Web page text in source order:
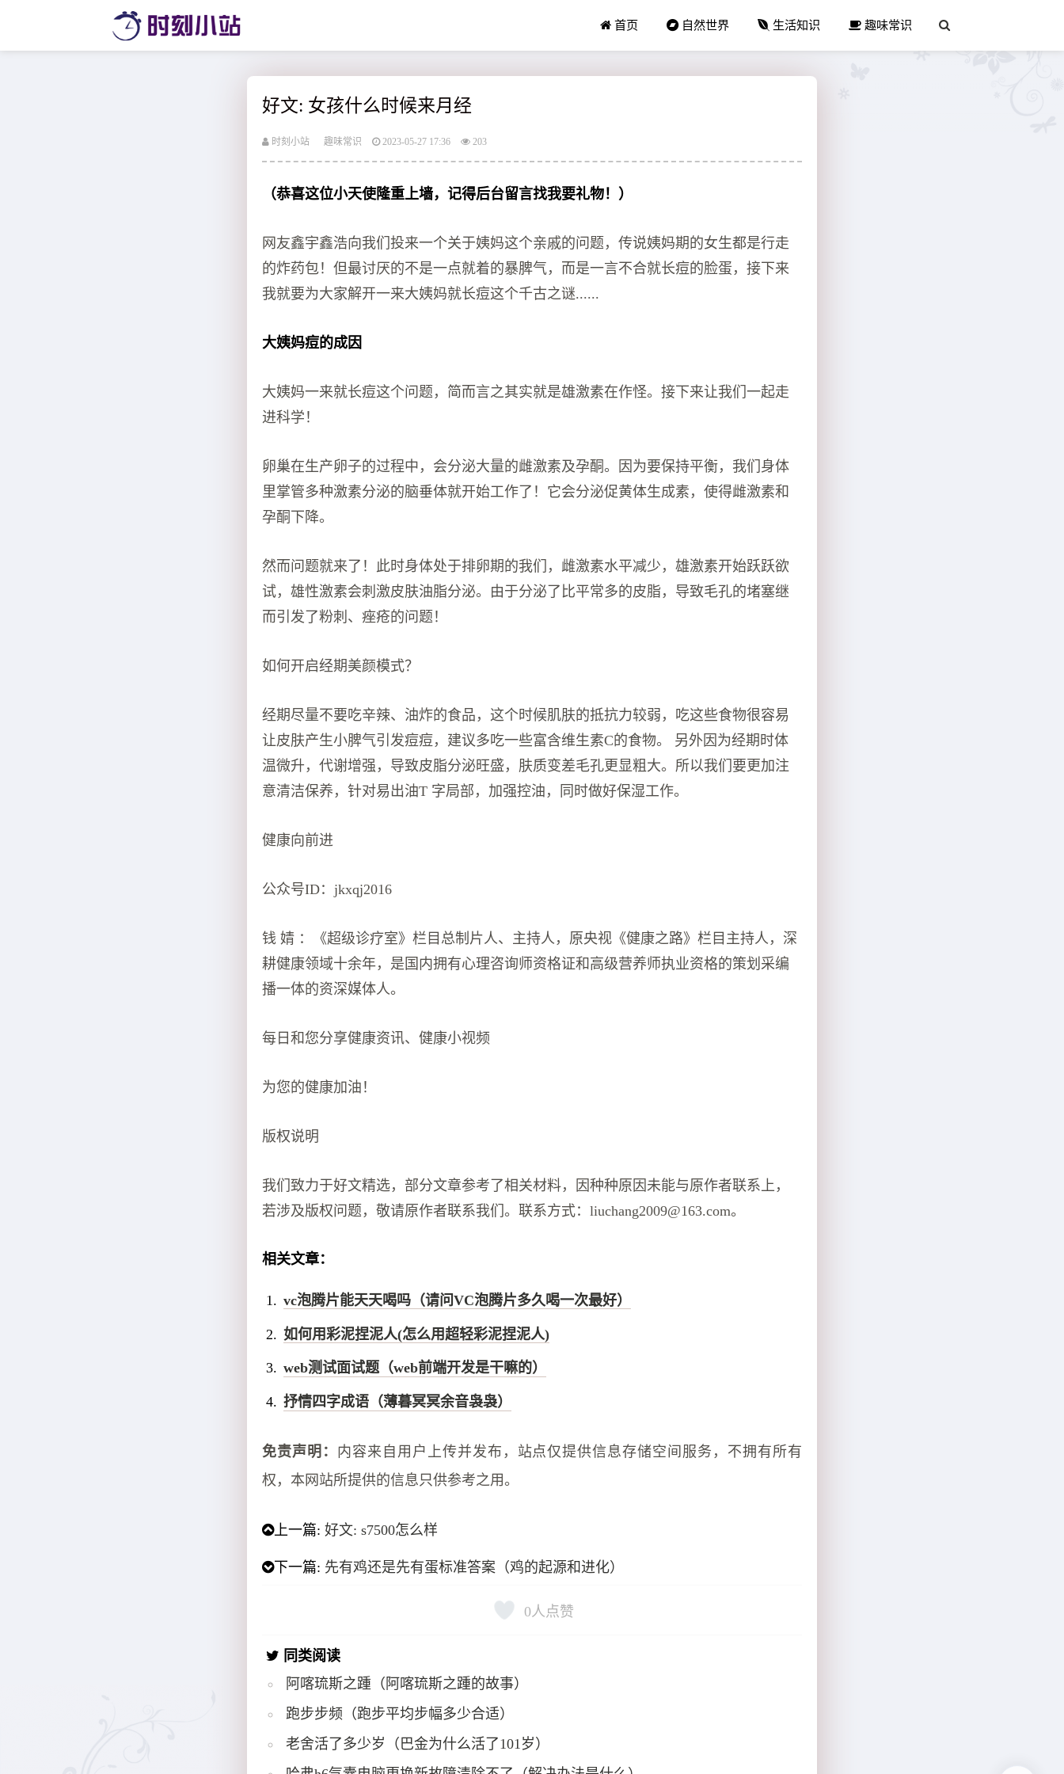
首页 自然世界 生活知识 趣味常识
好文: 女孩什么时候来月经
时刻小站 趣味常识 2023-05-27 17:36 203
（恭喜这位小天使隆重上墙，记得后台留言找我要礼物！）
网友鑫宇鑫浩向我们投来一个关于姨妈这个亲戚的问题，传说姨妈期的女生都是行走
的炸药包！但最讨厌的不是一点就着的暴脾气，而是一言不合就长痘的脸蛋，接下来
我就要为大家解开一来大姨妈就长痘这个千古之谜......
大姨妈痘的成因
大姨妈一来就长痘这个问题，简而言之其实就是雄激素在作怪。接下来让我们一起走
进科学！
卵巢在生产卵子的过程中，会分泌大量的雌激素及孕酮。因为要保持平衡，我们身体
里掌管多种激素分泌的脑垂体就开始工作了！它会分泌促黄体生成素，使得雌激素和
孕酮下降。
然而问题就来了！此时身体处于排卵期的我们，雌激素水平减少，雄激素开始跃跃欲
试，雄性激素会刺激皮肤油脂分泌。由于分泌了比平常多的皮脂，导致毛孔的堵塞继
而引发了粉刺、痤疮的问题！
如何开启经期美颜模式？
经期尽量不要吃辛辣、油炸的食品，这个时候肌肤的抵抗力较弱，吃这些食物很容易
让皮肤产生小脾气引发痘痘，建议多吃一些富含维生素C的食物。 另外因为经期时体
温微升，代谢增强，导致皮脂分泌旺盛，肤质变差毛孔更显粗大。所以我们要更加注
意清洁保养，针对易出油T 字局部，加强控油，同时做好保湿工作。
健康向前进
公众号ID：jkxqj2016
钱 婧 ：《超级诊疗室》栏目总制片人、主持人，原央视《健康之路》栏目主持人，深
耕健康领域十余年，是国内拥有心理咨询师资格证和高级营养师执业资格的策划采编
播一体的资深媒体人。
每日和您分享健康资讯、健康小视频
为您的健康加油！
版权说明
我们致力于好文精选，部分文章参考了相关材料，因种种原因未能与原作者联系上，
若涉及版权问题，敬请原作者联系我们。联系方式：liuchang2009@163.com。
相关文章：
vc泡腾片能天天喝吗（请问VC泡腾片多久喝一次最好）
如何用彩泥捏泥人(怎么用超轻彩泥捏泥人)
web测试面试题（web前端开发是干嘛的）
抒情四字成语（薄暮冥冥余音袅袅）
免责声明： 内容来自用户上传并发布，站点仅提供信息存储空间服务，不拥有所有
权，本网站所提供的信息只供参考之用。
上一篇:好文: s7500怎么样
下一篇: 先有鸡还是先有蛋标准答案（鸡的起源和进化）
0人点赞
同类阅读
阿喀琉斯之踵（阿喀琉斯之踵的故事）
跑步步频（跑步平均步幅多少合适）
老舍活了多少岁（巴金为什么活了101岁）